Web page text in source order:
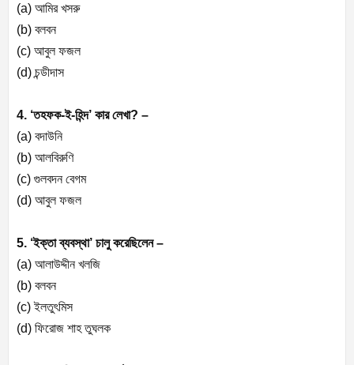
(a) আমির খসরু
(b) বলবন
(c) আবুল ফজল
(d) চন্ডীদাস
4. ‘তহফক-ই-হিন্দ’ কার লেখা? –
(a) বদাউনি
(b) আলবিরুণি
(c) গুলবদন বেগম
(d) আবুল ফজল
5. ‘ইক্তা ব্যবস্থা’ চালু করেছিলেন –
(a) আলাউদ্দীন খলজি
(b) বলবন
(c) ইলতুৎমিস
(d) ফিরোজ শাহ তুঘলক